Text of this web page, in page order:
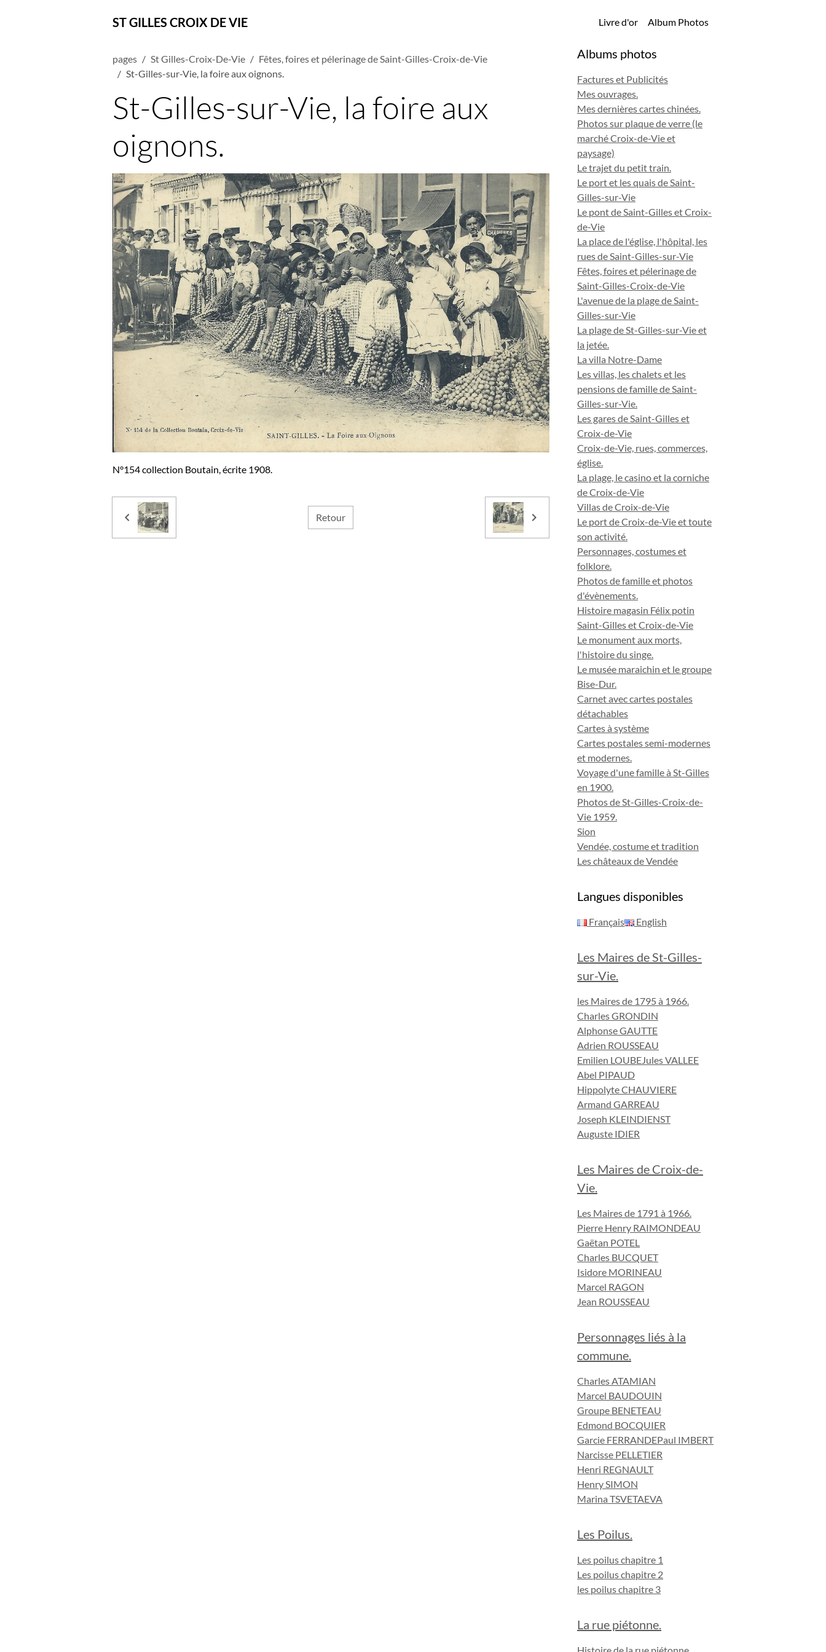
ST GILLES CROIX DE VIE Livre d'or Album Photos
pages St Gilles-Croix-De-Vie
Fêtes, foires et pélerinage de Saint-Gilles-Croix-de-Vie
St-Gilles-sur-Vie, la foire aux oignons.
St-Gilles-sur-Vie, la foire aux
oignons.
N°154 collection Boutain, écrite 1908.
Retour
Albums photos
Factures et Publicités
Mes ouvrages.
Mes dernières cartes chinées.
Photos sur plaque de verre (le
marché Croix-de-Vie et
paysage)
Le trajet du petit train.
Le port et les quais de Saint-
Gilles-sur-Vie
Le pont de Saint-Gilles et Croix-
de-Vie
La place de l'église, l'hôpital, les
rues de Saint-Gilles-sur-Vie
Fêtes, foires et pélerinage de
Saint-Gilles-Croix-de-Vie
L'avenue de la plage de Saint-
Gilles-sur-Vie
La plage de St-Gilles-sur-Vie et
la jetée.
La villa Notre-Dame
Les villas, les chalets et les
pensions de famille de Saint-
Gilles-sur-Vie.
Les gares de Saint-Gilles et
Croix-de-Vie
Croix-de-Vie, rues, commerces,
église.
La plage, le casino et la corniche
de Croix-de-Vie
Villas de Croix-de-Vie
Le port de Croix-de-Vie et toute
son activité.
Personnages, costumes et
folklore.
Photos de famille et photos
d'évènements.
Histoire magasin Félix potin
Saint-Gilles et Croix-de-Vie
Le monument aux morts,
l'histoire du singe.
Le musée maraichin et le groupe
Bise-Dur.
Carnet avec cartes postales
détachables
Cartes à système
Cartes postales semi-modernes
et modernes.
Voyage d'une famille à St-Gilles
en 1900.
Photos de St-Gilles-Croix-de-
Vie 1959.
Sion
Vendée, costume et tradition
Les châteaux de Vendée
Langues disponibles
Français English
Les Maires de St-Gilles-
sur-Vie.
les Maires de 1795 à 1966.
Charles GRONDIN
Alphonse GAUTTE
Adrien ROUSSEAU
Emilien LOUBEJules VALLEE
Abel PIPAUD
Hippolyte CHAUVIERE
Armand GARREAU
Joseph KLEINDIENST
Auguste IDIER
Les Maires de Croix-de-
Vie.
Les Maires de 1791 à 1966.
Pierre Henry RAIMONDEAU
Gaëtan POTEL
Charles BUCQUET
Isidore MORINEAU
Marcel RAGON
Jean ROUSSEAU
Personnages liés à la
commune.
Charles ATAMIAN
Marcel BAUDOUIN
Groupe BENETEAU
Edmond BOCQUIER
Garcie FERRANDEPaul IMBERT
Narcisse PELLETIER
Henri REGNAULT
Henry SIMON
Marina TSVETAEVA
Les Poilus.
Les poilus chapitre 1
Les poilus chapitre 2
les poilus chapitre 3
La rue piétonne.